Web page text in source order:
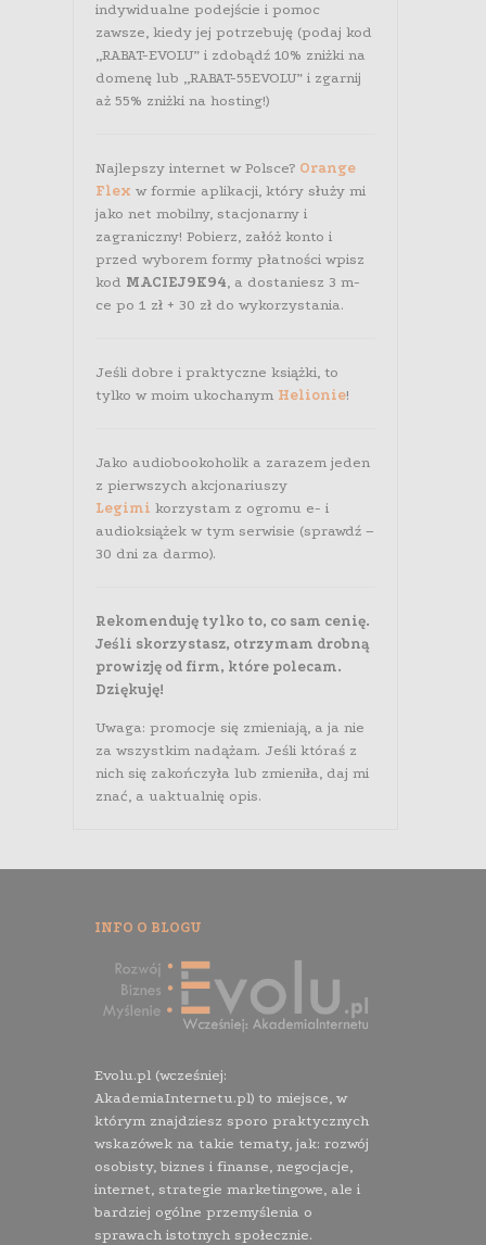
indywidualne podejście i pomoc
zawsze, kiedy jej potrzebuję (podaj kod
„RABAT-EVOLU” i zdobądź 10% zniżki na
domenę lub „RABAT-55EVOLU” i zgarnij
aż 55% zniżki na hosting!)
Najlepszy internet w Polsce? Orange
Flex w formie aplikacji, który służy mi
jako net mobilny, stacjonarny i
zagraniczny! Pobierz, załóż konto i
przed wyborem formy płatności wpisz
kod MACIEJ9K94, a dostaniesz 3 m-
ce po 1 zł + 30 zł do wykorzystania.
Jeśli dobre i praktyczne książki, to
tylko w moim ukochanym Helionie!
Jako audiobookoholik a zarazem jeden
z pierwszych akcjonariuszy
Legimi korzystam z ogromu e- i
audioksiążek w tym serwisie (sprawdź –
30 dni za darmo).
Rekomenduję tylko to, co sam cenię.
Jeśli skorzystasz, otrzymam drobną
prowizję od firm, które polecam.
Dziękuję!
Uwaga: promocje się zmieniają, a ja nie
za wszystkim nadążam. Jeśli któraś z
nich się zakończyła lub zmieniła, daj mi
znać, a uaktualnię opis.
INFO O BLOGU
Evolu.pl (wcześniej:
AkademiaInternetu.pl) to miejsce, w
którym znajdziesz sporo praktycznych
wskazówek na takie tematy, jak: rozwój
osobisty, biznes i finanse, negocjacje,
internet, strategie marketingowe, ale i
bardziej ogólne przemyślenia o
sprawach istotnych społecznie.